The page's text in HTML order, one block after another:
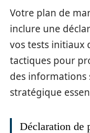
Votre plan de
inclure une
vos tests initiaux
tactiques pour
des informations
stratégique
Déclaration de